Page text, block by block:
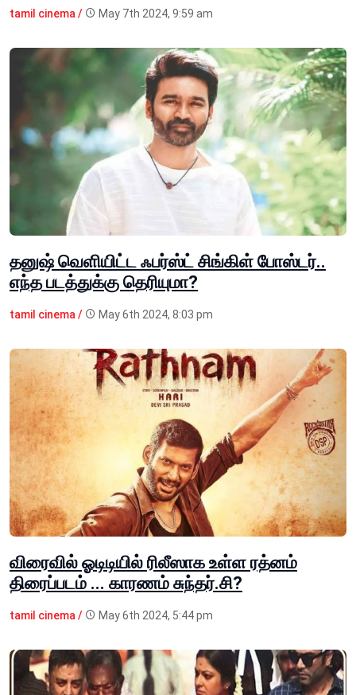
tamil cinema / May 7th 2024, 9:59 am
தனுஷ் வெளியிட்ட ஃபர்ஸ்ட் சிங்கிள் போஸ்டர்..
எந்த படத்துக்கு தெரியுமா?
tamil cinema / May 6th 2024, 8:03 pm
விரைவில் ஓடிடியில் ரிலீஸாக உள்ள ரத்னம்
திரைப்படம் ... காரணம் சுந்தர்.சி?
tamil cinema / May 6th 2024, 5:44 pm